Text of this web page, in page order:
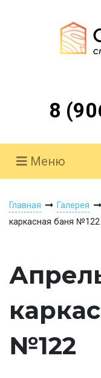
8
Меню
Главная Галерея
каркасная баня №122
№122